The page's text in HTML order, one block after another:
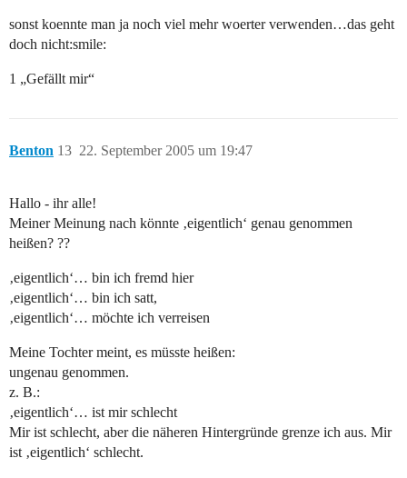
sonst koennte man ja noch viel mehr woerter verwenden…das geht
doch nicht:smile:
1 „Gefällt mir“
Benton 22. September 2005 um 19:47
13
Hallo - ihr alle!
Meiner Meinung nach könnte ‚eigentlich‘ genau genommen
heißen? ??
‚eigentlich‘… bin ich fremd hier
‚eigentlich‘… bin ich satt,
‚eigentlich‘… möchte ich verreisen
Meine Tochter meint, es müsste heißen:
ungenau genommen.
z. B.:
‚eigentlich‘… ist mir schlecht
Mir ist schlecht, aber die näheren Hintergründe grenze ich aus. Mir
ist ‚eigentlich‘ schlecht.